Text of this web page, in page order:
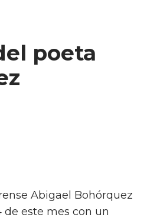
poeta
Abigael Bohórquez
de este mes con un